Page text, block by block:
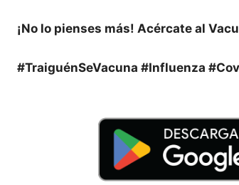
¡No lo pienses más! Acércate al
#TraiguénSeVacuna #Influenza